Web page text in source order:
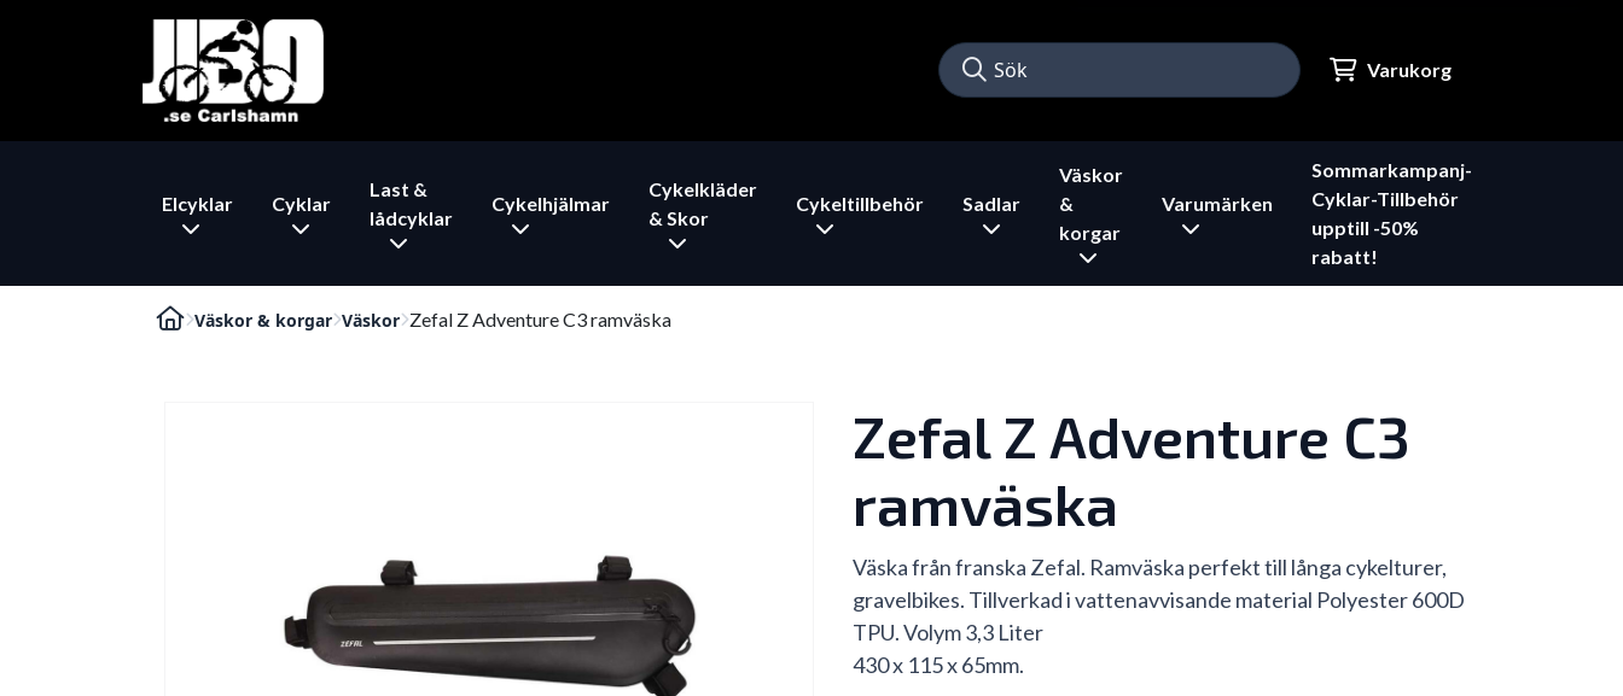
Varukorg
Elcyklar Cyklar
Last &
lådcyklar
Cykelhjälmar
Cykelkläder
& Skor
Cykeltillbehör Sadlar
Väskor
&
korgar
Varumärken
Sommarkampanj-
Cyklar-Tillbehör
upptill -50%
rabatt!
Väskor & korgar Väskor Zefal Z Adventure C3 ramväska
Zefal Z Adventure C3
ramväska
Väska från franska Zefal. Ramväska perfekt till långa cykelturer,
gravelbikes. Tillverkad i vattenavvisande material Polyester 600D
TPU. Volym 3,3 Liter
430 x 115 x 65mm.